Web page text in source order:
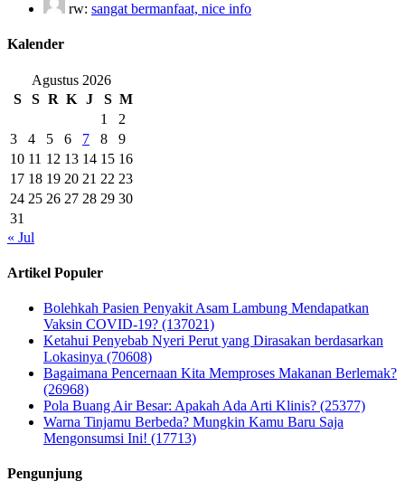
rw: sangat bermanfaat, nice info
Kalender
Agustus 2026
S
S R K J S M
1
2
3
4 5 6 7 8
9
10 11 12 13 14 15 16
17 18 19 20 21 22 23
24 25 26 27 28 29 30
31
« Jul
Artikel Populer
Bolehkah Pasien Penyakit Asam Lambung Mendapatkan
Vaksin COVID-19? (137021)
Ketahui Penyebab Nyeri Perut yang Dirasakan berdasarkan
Lokasinya (70608)
Bagaimana Pencernaan Kita Memproses Makanan Berlemak?
(26968)
Pola Buang Air Besar: Apakah Ada Arti Klinis? (25377)
Warna Tinjamu Berbeda? Mungkin Kamu Baru Saja
Mengonsumsi Ini! (17713)
Pengunjung